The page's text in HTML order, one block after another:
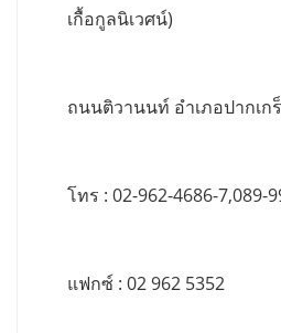
เกื้อกูลนิเวศน์)
ถนนติวานนท์ อำเภอปากเก
โทร : 02-962-4686-7,089-
แฟกซ์ : 02 962 5352